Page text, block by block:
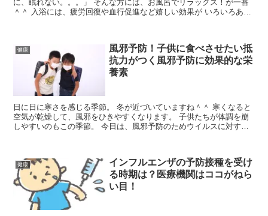
に、眠れない。。。」 そんな方には、お風呂でリラックス！が一番
＾＾ 入浴には、疲労回復や血行促進など嬉しい効果が いろいろあり
健康
風邪予防！子供に食べさせたい抵
抗力がつく風邪予防に効果的な栄
養素
日に日に寒さを感じる季節。 冬が近づいていますね＾＾ 寒くなると
空気が乾燥して、風邪をひきやすくなります。 子供たちが体調を崩
しやすいのもこの季節。 今日は、風邪予防のためウイルスに対する
健康
インフルエンザの予防接種を受け
る時期は？医療機関はココがねら
い目！